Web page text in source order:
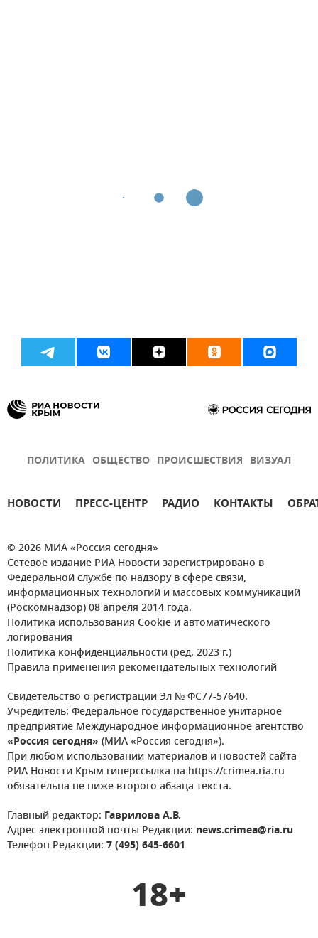
ПОЛИТИКА ОБЩЕСТВО ПРОИСШЕСТВИЯ ВИЗУАЛ
НОВОСТИ ПРЕСС-ЦЕНТР РАДИО КОНТАКТЫ
© 2026 МИА «Россия сегодня»
Сетевое издание РИА Новости зарегистрировано в
Федеральной службе по надзору в сфере связи,
информационных технологий и массовых коммуникаций
(Роскомнадзор) 08 апреля 2014 года.
Политика использования Cookie и автоматического
логирования
Политика конфиденциальности (ред. 2023 г.)
Правила применения рекомендательных технологий
Свидетельство о регистрации Эл № ФС77-57640.
Учредитель: Федеральное государственное унитарное
предприятие Международное информационное агентство
«Россия сегодня» (МИА «Россия сегодня»).
При любом использовании материалов и новостей сайта
РИА Новости Крым гиперссылка на https://crimea.ria.ru
обязательна не ниже второго абзаца текста.
Главный редактор: Гаврилова А.В.
Адрес электронной почты Редакции: news.crimea@ria.ru
Телефон Редакции: 7 (495) 645-6601
18+